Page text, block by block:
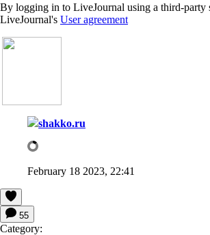
By logging in to LiveJournal using a third-party
LiveJournal's User agreement
shakko.ru
February 18 2023, 22:41
55
Category: